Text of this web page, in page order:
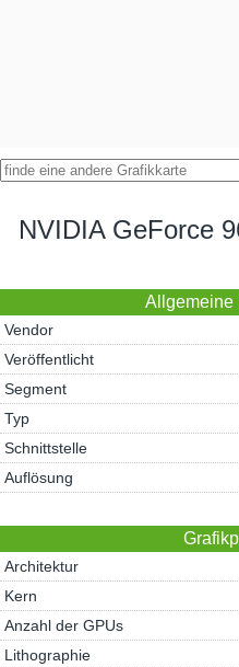
NVIDIA GeForce
Allgemeine
Vendor
Veröffentlicht
Segment
Typ
Schnittstelle
Auflösung
Architektur
Kern
Anzahl der GPUs
Lithographie